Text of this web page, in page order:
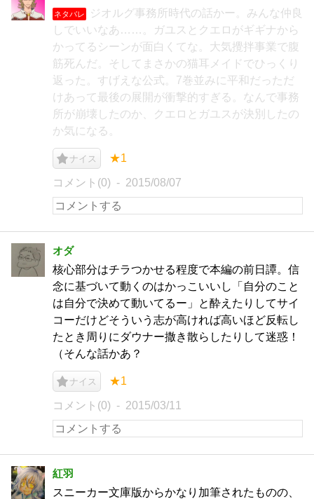
ネタバレ
ジオルグ事務所時代の話かー。みんな仲良
しでいいなあ……。ガユスとクエロがギギナから
かってるシーンが面白くてな。大気攪拌事業で腹
筋死んだ。そしてまさかの猫耳メイドでひっくり
返った。すげえな公式。7巻並みに平和だっただ
けあって最後の展開が衝撃的すぎる。なんで事務
所が崩壊したのか、クエロとガユスが決別したの
か気になる。
ナイス ★1
コメント(0) 2015/08/07
オダ
核心部分はチラつかせる程度で本編の前日譚。信
念に基づいて動くのはかっこいいし「自分のこと
は自分で決めて動いてるー」と酔えたりしてサイ
コーだけどそういう志が高ければ高いほど反転し
たとき周りにダウナー撒き散らしたりして迷惑！
（そんな話かあ？
ナイス ★1
コメント(0) 2015/03/11
紅羽
スニーカー文庫版からかなり加筆されたものの、